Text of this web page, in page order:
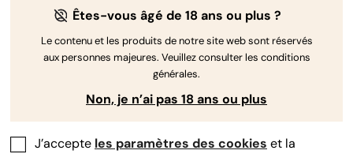
The RQS Blog
Articles Cannabis Lifestyle
Êtes-vous âgé de 18 ans ou plus ?
Le contenu et les produits de notre site web sont réservés
aux personnes majeures. Veuillez consulter les conditions
générales.
Non, je n’ai pas 18 ans ou plus
J’accepte les paramètres des cookies et la